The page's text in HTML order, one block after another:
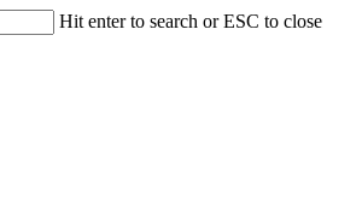
Hit enter to search or ESC to close